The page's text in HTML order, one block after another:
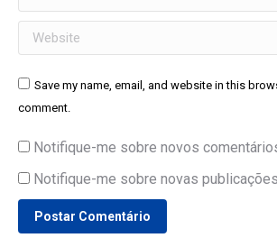
Website
Save my name, email, and website in this
comment.
Notifique-me sobre novos
Notifique-me sobre novas
Postar Comentário